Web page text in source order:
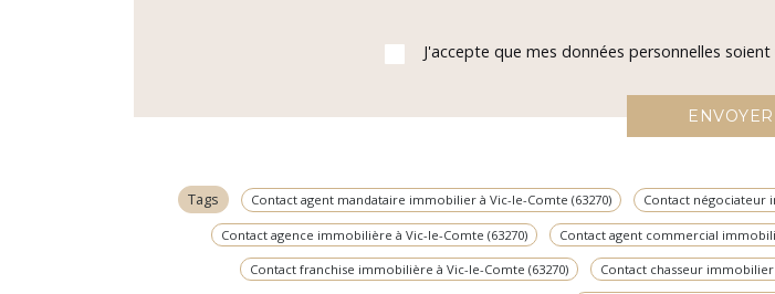
J'accepte que mes données personnelles
ENVOYER
Tags Contact agent mandataire immobilier à Vic-le-Comte (63270) Contact négociateur
Contact agence immobilière à Vic-le-Comte (63270) Contact agent commercial
Contact franchise immobilière à Vic-le-Comte (63270) Contact chasseur immobilier